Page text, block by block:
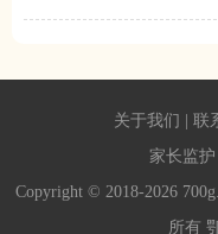
关于我们 | 联
家长监护
Copyright © 2018-2026
所有